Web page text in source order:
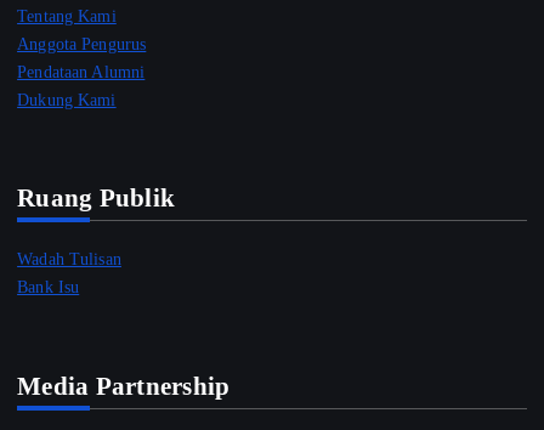
Tentang Kami
Anggota Pengurus
Pendataan Alumni
Dukung Kami
Ruang Publik
Wadah Tulisan
Bank Isu
Media Partnership